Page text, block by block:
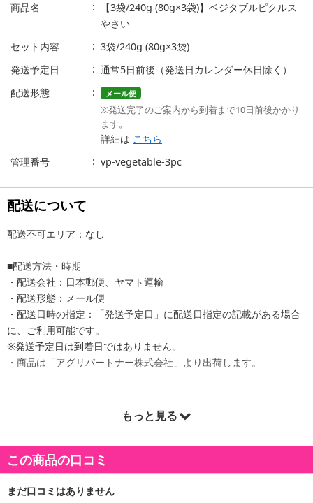
商品名
【3袋/240g (80g×3袋)】ベジタブルピクルス
やさい
セット内容
3袋/240g (80g×3袋)
発送予定日
通常5日前後（発送日カレンダー休日除く）
配送形態
メール便
※発送完了のご案内から到着まで10日前後かかり
ます。
詳細は こちら
管理番号
vp-vegetable-3pc
配送について
配送不可エリア：なし
■配送方法・時期
・配送会社：日本郵便、ヤマト運輸
・配送形態：メール便
・配送日時の指定：「発送予定日」に配送日指定の記載がある場合
に、ご利用可能です。
※発送予定日は到着日ではありません。
・商品は「アグリパートナー株式会社」より出荷します。
もっと見る
この商品の口コミ